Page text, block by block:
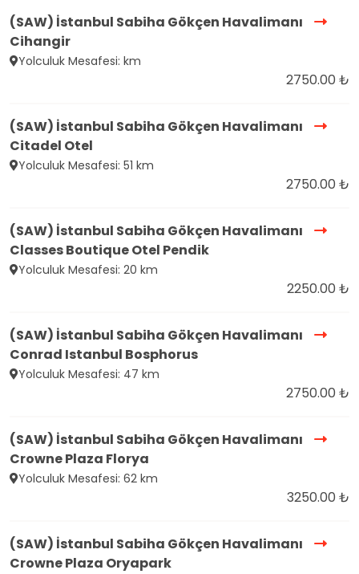
(SAW) İstanbul Sabiha Gökçen Havalimanı
Cihangir
Yolculuk Mesafesi: km
2750.00 ₺
(SAW) İstanbul Sabiha Gökçen Havalimanı
Citadel Otel
Yolculuk Mesafesi: 51 km
2750.00 ₺
(SAW) İstanbul Sabiha Gökçen Havalimanı
Classes Boutique Otel Pendik
Yolculuk Mesafesi: 20 km
2250.00 ₺
(SAW) İstanbul Sabiha Gökçen Havalimanı
Conrad Istanbul Bosphorus
Yolculuk Mesafesi: 47 km
2750.00 ₺
(SAW) İstanbul Sabiha Gökçen Havalimanı
Crowne Plaza Florya
Yolculuk Mesafesi: 62 km
3250.00 ₺
(SAW) İstanbul Sabiha Gökçen Havalimanı
Crowne Plaza Oryapark